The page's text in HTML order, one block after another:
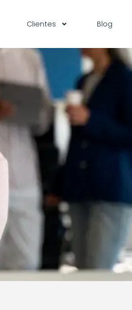
Clientes Blog